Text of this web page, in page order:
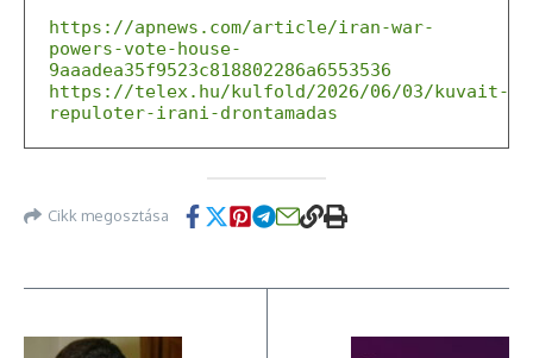
https://apnews.com/article/iran-war-
powers-vote-house-
9aaadea35f9523c818802286a6553536
https://telex.hu/kulfold/2026/06/03/kuvait-
repuloter-irani-drontamadas
Cikk megosztása